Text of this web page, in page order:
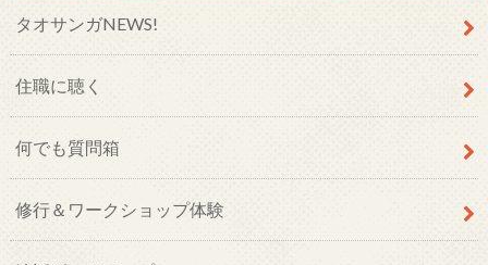
タオサンガNEWS!
住職に聴く
何でも質問箱
修行＆ワークショップ体験